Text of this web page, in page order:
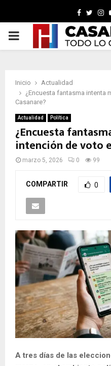
Facebook
PRIMARY
Inicio
Actualidad
¿Encuesta fantasma intenta
Casanare?
Actualidad Política
¿Encuesta
intención de voto
marzo 5, 2026 0 99
COMPARTIR 0
A tres días de las